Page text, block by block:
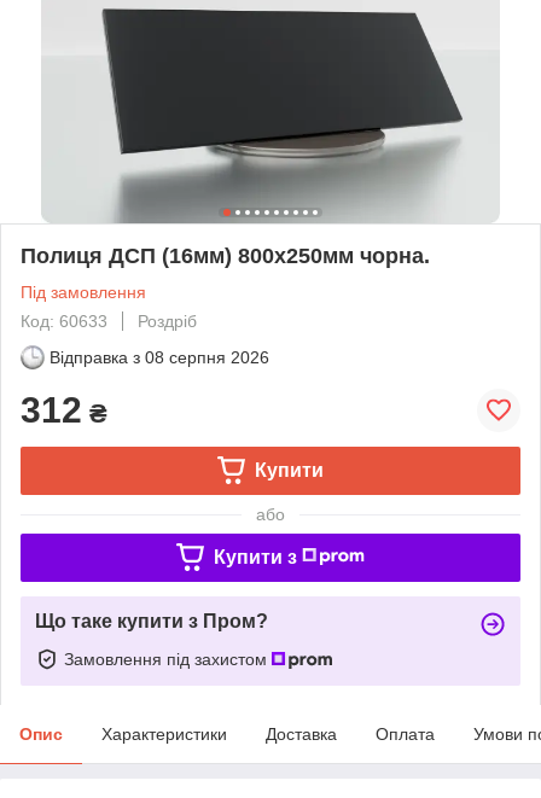
Полиця ДСП (16мм) 800х250мм чорна.
Під замовлення
Код: 60633
Роздріб
Відправка з 08 серпня 2026
312 ₴
Купити
або
Купити з
Що таке купити з Пром?
Замовлення під захистом
Опис Характеристики Доставка Оплата Умови